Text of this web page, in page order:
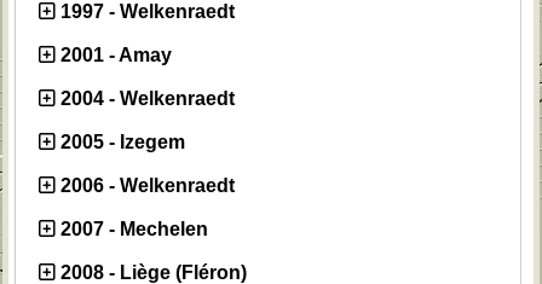
1997 - Welkenraedt
2001 - Amay
2004 - Welkenraedt
2005 - Izegem
2006 - Welkenraedt
2007 - Mechelen
2008 - Liège (Fléron)